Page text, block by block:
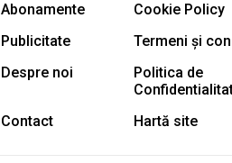
Abonamente
Cookie Policy
Publicitate
Termeni și
Despre noi
Politica de
Contact
Hartă site